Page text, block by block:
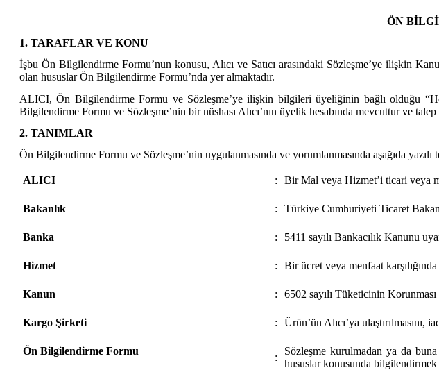
ÖN
1. TARAFLAR VE KONU
İşbu Ön Bilgilendirme Formu’nun konusu, Alıcı ve Satıcı arasındaki Sözleşme’ye ilişkin
olan hususlar Ön Bilgilendirme Formu’nda yer almaktadır.
ALICI, Ön Bilgilendirme Formu ve Sözleşme’ye ilişkin bilgileri üyeliğinin bağlı olduğu
Bilgilendirme Formu ve Sözleşme’nin bir nüshası Alıcı’nın üyelik hesabında mevcuttur ve
2. TANIMLAR
Ön Bilgilendirme Formu ve Sözleşme’nin uygulanmasında ve yorumlanmasında aşağıda yazılı
ALICI : Bir Mal veya Hizmet’i ticari veya
Bakanlık : Türkiye Cumhuriyeti Ticaret
Banka : 5411 sayılı Bankacılık Kanunu
Hizmet : Bir ücret veya menfaat
Kanun : 6502 sayılı Tüketicinin
Kargo Şirketi : Ürün’ün Alıcı’ya ulaştırılmasını,
Ön Bilgilendirme Formu
:
Sözleşme kurulmadan ya da
hususlar konusunda